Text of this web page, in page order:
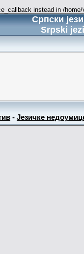
instead in /
Српски
Srpski
- Језичке